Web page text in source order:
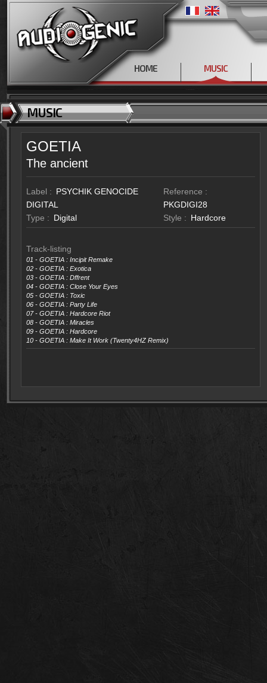
HOME MUSIC
MUSIC
GOETIA
The ancient
Label : PSYCHIK GENOCIDE
DIGITAL
Type : Digital
Reference :
PKGDIGI28
Style : Hardcore
Track-listing
01 - GOETIA : Incipit Remake
02 - GOETIA : Exotica
03 - GOETIA : Dffrent
04 - GOETIA : Close Your Eyes
05 - GOETIA : Toxic
06 - GOETIA : Party Life
07 - GOETIA : Hardcore Riot
08 - GOETIA : Miracles
09 - GOETIA : Hardcore
10 - GOETIA : Make It Work (Twenty4HZ Remix)